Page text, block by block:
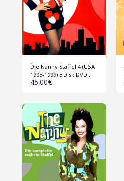
Die Nanny Staffel 4 (USA
1993-1999) 3 Disk DVD
Collection
45.00€